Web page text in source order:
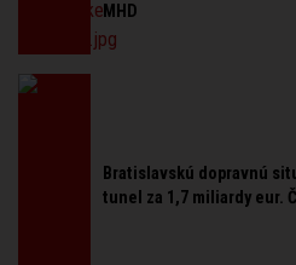
MHD
Bratislavskú dopravnú
tunel za 1,7 miliardy eur.